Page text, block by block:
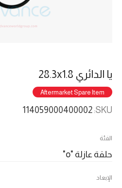
يا الدائري 28.3x1.8
Aftermarket Spare Item
SKU:
الفئة
حلقة عازلة "o"
الإبعاد